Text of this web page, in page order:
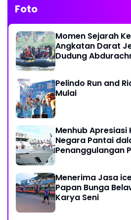
Foto
Momen Sejarah
Angkatan Darat
Dudung
Pelindo Run and
Mulai
Menhub
Negara Pantai
Penanggulangan
Menerima Jasa
Papan Bunga
Karya Seni